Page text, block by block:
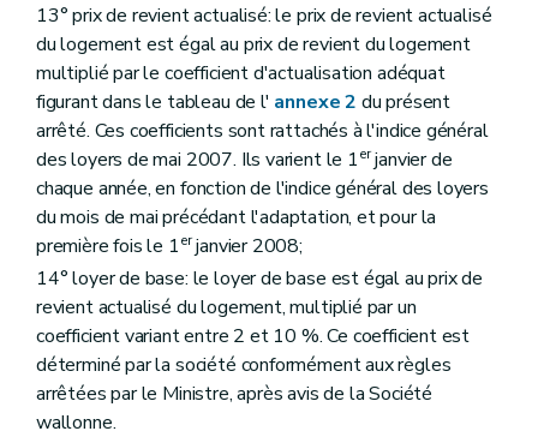
13° prix de revient actualisé: le prix de revient actualisé
du logement est égal au prix de revient du logement
multiplié par le coefficient d'actualisation adéquat
figurant dans le tableau de l' annexe 2 du présent
arrêté. Ces coefficients sont rattachés à l'indice général
des loyers de mai 2007. Ils varient le 1erjanvier de
chaque année, en fonction de l'indice général des loyers
du mois de mai précédant l'adaptation, et pour la
première fois le 1erjanvier 2008;
14° loyer de base: le loyer de base est égal au prix de
revient actualisé du logement, multiplié par un
coefficient variant entre 2 et 10 %. Ce coefficient est
déterminé par la société conformément aux règles
arrêtées par le Ministre, après avis de la Société
wallonne.